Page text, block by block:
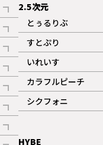
2.5次元
とぅるりぶ
記事
すとぷり
記事
ギャラリー
いれいす
記事
ギャラリー
カラフルピーチ
記事
シクフォニ
記事
HYBE